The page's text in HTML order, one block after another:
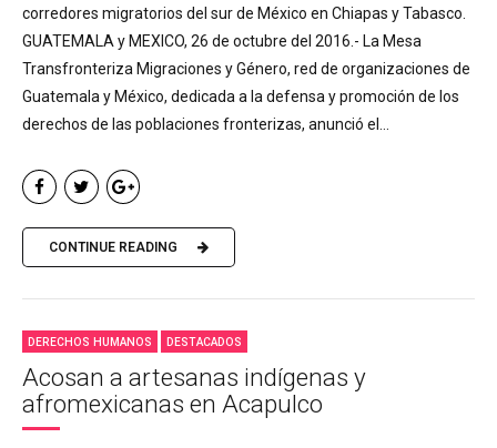
corredores migratorios del sur de México en Chiapas y Tabasco.
GUATEMALA y MEXICO, 26 de octubre del 2016.- La Mesa
Transfronteriza Migraciones y Género, red de organizaciones de
Guatemala y México, dedicada a la defensa y promoción de los
derechos de las poblaciones fronterizas, anunció el...
CONTINUE READING
DERECHOS HUMANOS DESTACADOS
Acosan a artesanas indígenas y
afromexicanas en Acapulco